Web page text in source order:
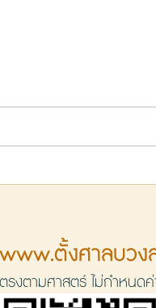
ตั้งศาลบวง
รงตามศาสตร์ ไม่กำหนด